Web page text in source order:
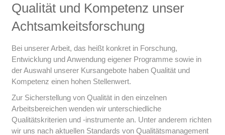
Qualität und Kompetenz unser
Achtsamkeitsforschung
Bei unserer Arbeit, das heißt konkret in Forschung,
Entwicklung und Anwendung eigener Programme sowie in
der Auswahl unserer Kursangebote haben Qualität und
Kompetenz einen hohen Stellenwert.
Zur Sicherstellung von Qualität in den einzelnen
Arbeitsbereichen wenden wir unterschiedliche
Qualitätskriterien und -instrumente an. Unter anderem richten
wir uns nach aktuellen Standards von Qualitätsmanagement